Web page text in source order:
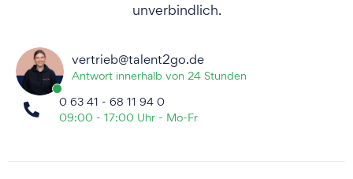
unverbindlich.
vertrieb@talent2go.de
Antwort innerhalb von 24 Stunden
0 63 41 - 68 11 94 0
09:00 - 17:00 Uhr - Mo-Fr